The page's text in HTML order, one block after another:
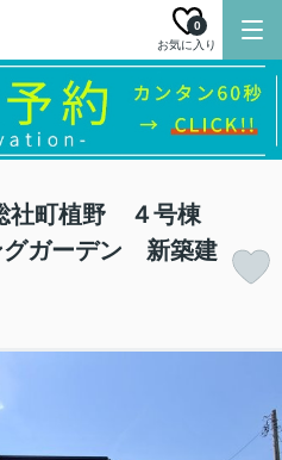
お気に入り
0
社町植野 ４号棟
ガーデン 新築建